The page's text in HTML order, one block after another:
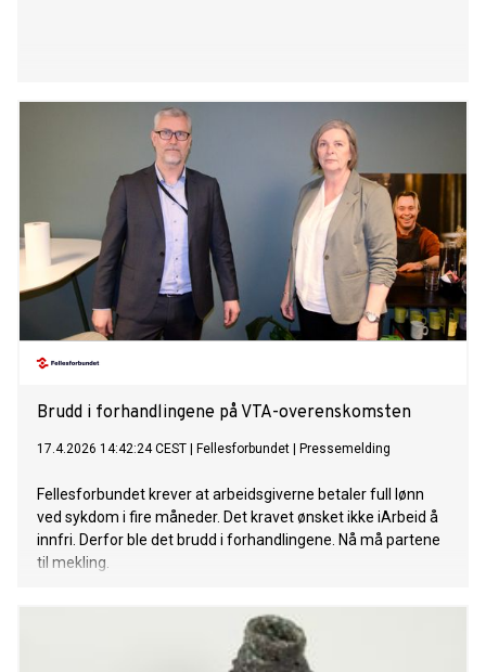
Brudd i forhandlingene på VTA-overenskomsten
17.4.2026 14:42:24 CEST Fellesforbundet Pressemelding
Fellesforbundet krever at arbeidsgiverne betaler full lønn
ved sykdom i fire måneder. Det kravet ønsket ikke iArbeid å
innfri. Derfor ble det brudd i forhandlingene. Nå må partene
til mekling.